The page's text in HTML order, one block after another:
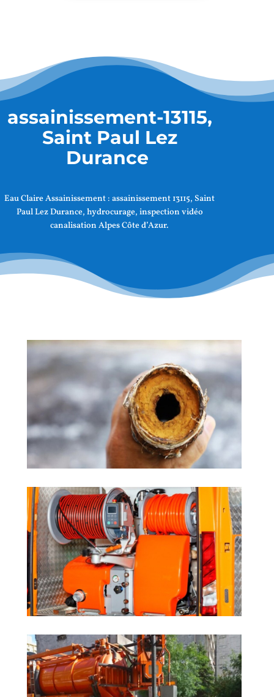
assainissement-13115,
Saint Paul Lez
Durance
Eau Claire Assainissement :assainissement 13115, Saint
Paul Lez Durance, hydrocurage, inspection vidéo
canalisation Alpes Côte d’Azur.